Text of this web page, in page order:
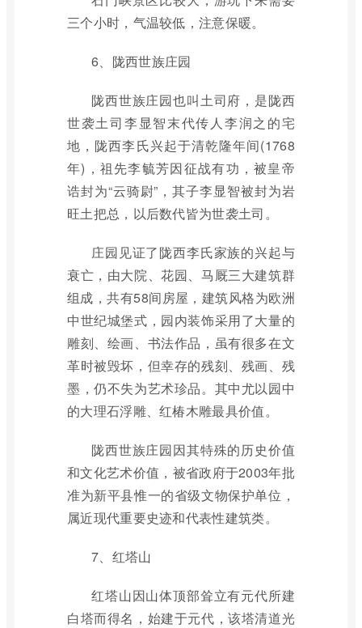
三个小时，气温较低，注意保暖。
6、陇西世族庄园
陇西世族庄园也叫土司府，是陇西
世袭土司李显智末代传人李润之的宅
地，陇西李氏兴起于清乾隆年间(1768
年)，祖先李毓芳因征战有功，被皇帝
诰封为“云骑尉”，其子李显智被封为岩
旺土把总，以后数代皆为世袭土司。
庄园见证了陇西李氏家族的兴起与
衰亡，由大院、花园、马厩三大建筑群
组成，共有58间房屋，建筑风格为欧洲
中世纪城堡式，园内装饰采用了大量的
雕刻、绘画、书法作品，虽有很多在文
革时被毁坏，但幸存的残刻、残画、残
墨，仍不失为艺术珍品。其中尤以园中
的大理石浮雕、红椿木雕最具价值。
陇西世族庄园因其特殊的历史价值
和文化艺术价值，被省政府于2003年批
准为新平县惟一的省级文物保护单位，
属近现代重要史迹和代表性建筑类。
7、红塔山
红塔山因山体顶部耸立有元代所建
白塔而得名，始建于元代，该塔清道光